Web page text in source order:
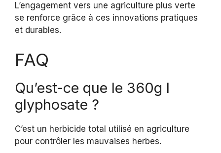
L’engagement vers une agriculture plus verte
se renforce grâce à ces innovations pratiques
et durables.
FAQ
Qu’est-ce que le 360g l
glyphosate ?
C’est un herbicide total utilisé en agriculture
pour contrôler les mauvaises herbes.